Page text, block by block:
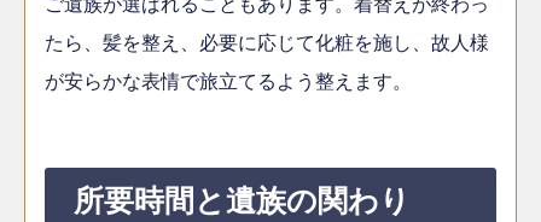
たら、髪を整え、必要に応じて化粧を施し、故人様
が安らかな表情で旅立てるよう整えます。
所要時間と遺族の関わり